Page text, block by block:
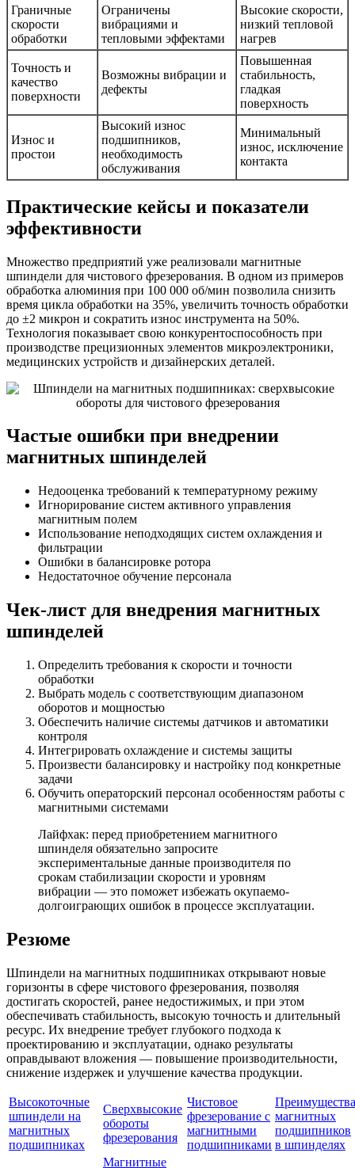
Граничные
скорости
обработки
Ограничены
вибрациями и
тепловыми эффектами
Высокие скорости,
низкий тепловой
нагрев
Точность и
качество
поверхности
Возможны вибрации и
дефекты
Повышенная
стабильность,
гладкая
поверхность
Износ и
простои
Высокий износ
подшипников,
необходимость
обслуживания
Минимальный
износ, исключение
контакта
Практические кейсы и показатели
эффективности
Множество предприятий уже реализовали магнитные
шпиндели для чистового фрезерования. В одном из примеров
обработка алюминия при 100 000 об/мин позволила снизить
время цикла обработки на 35%, увеличить точность обработки
до ±2 микрон и сократить износ инструмента на 50%.
Технология показывает свою конкурентоспособность при
производстве прецизионных элементов микроэлектроники,
медицинских устройств и дизайнерских деталей.
Частые ошибки при внедрении
магнитных шпинделей
Недооценка требований к температурному режиму
Игнорирование систем активного управления
магнитным полем
Использование неподходящих систем охлаждения и
фильтрации
Ошибки в балансировке ротора
Недостаточное обучение персонала
Чек-лист для внедрения магнитных
шпинделей
Определить требования к скорости и точности
обработки
Выбрать модель с соответствующим диапазоном
оборотов и мощностью
Обеспечить наличие системы датчиков и автоматики
контроля
Интегрировать охлаждение и системы защиты
Произвести балансировку и настройку под конкретные
задачи
Обучить операторский персонал особенностям работы с
магнитными системами
Лайфхак: перед приобретением магнитного
шпинделя обязательно запросите
экспериментальные данные производителя по
срокам стабилизации скорости и уровням
вибрации — это поможет избежать окупаемо-
долгоиграющих ошибок в процессе эксплуатации.
Резюме
Шпиндели на магнитных подшипниках открывают новые
горизонты в сфере чистового фрезерования, позволяя
достигать скоростей, ранее недостижимых, и при этом
обеспечивать стабильность, высокую точность и длительный
ресурс. Их внедрение требует глубокого подхода к
проектированию и эксплуатации, однако результаты
оправдывают вложения — повышение производительности,
снижение издержек и улучшение качества продукции.
Высокоточные
шпиндели на
магнитных
подшипниках
Сверхвысокие
обороты
фрезерования
Чистовое
фрезерование с
магнитными
подшипниками
Преимущества
магнитных
подшипников
в шпинделях
Магнитные